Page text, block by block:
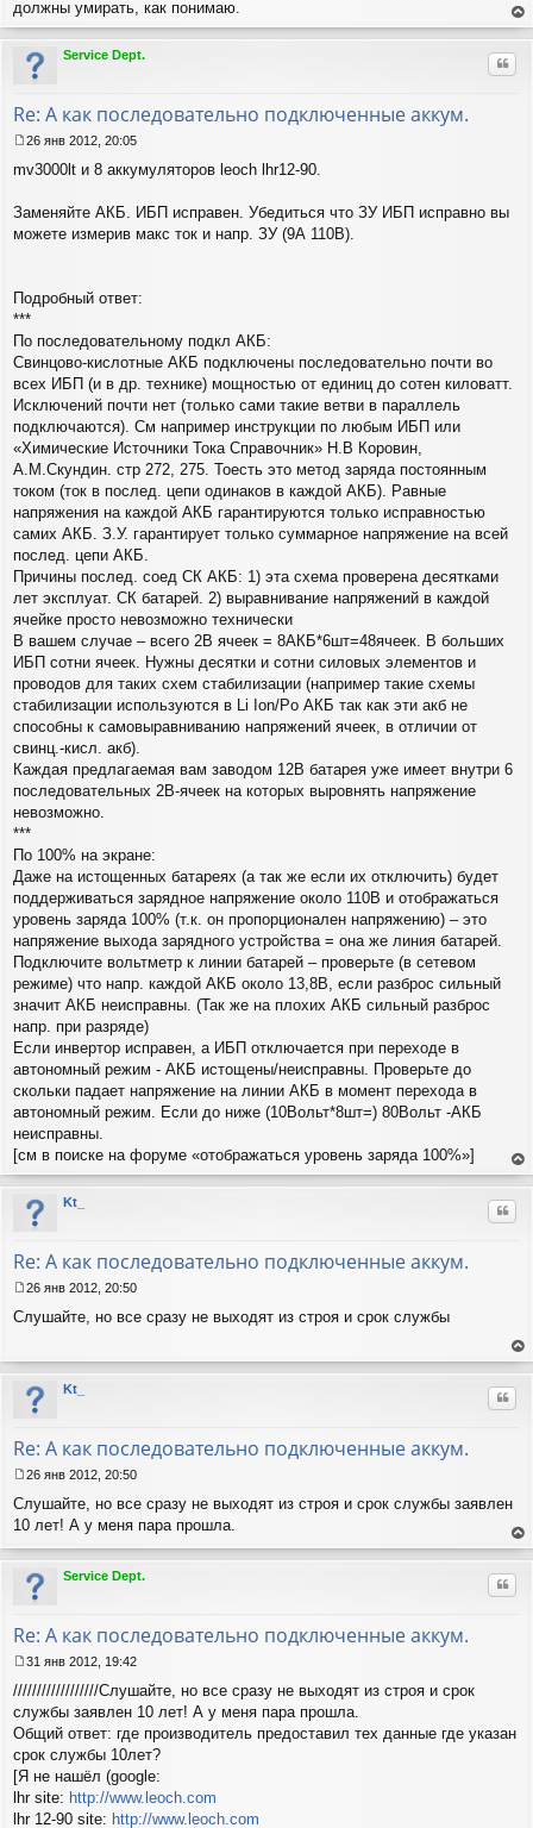
должны умирать, как понимаю.
ер
Service Dept.
Re: А как последовательно подключенные аккум.
о
б
е
е
26 янв 2012, 20:05
mv3000lt и 8 аккумуляторов leoch lhr12-90.
Заменяйте АКБ. ИБП исправен. Убедиться что ЗУ ИБП исправно вы
можете измерив макс ток и напр. ЗУ (9А 110В).
Подробный ответ:
***
По последовательному подкл АКБ:
Свинцово-кислотные АКБ подключены последовательно почти во
всех ИБП (и в др. технике) мощностью от единиц до сотен киловатт.
Исключений почти нет (только сами такие ветви в параллель
подключаются). См например инструкции по любым ИБП или
«Химические Источники Тока Справочник» Н.В Коровин,
А.М.Скундин. стр 272, 275. Тоесть это метод заряда постоянным
током (ток в послед. цепи одинаков в каждой АКБ). Равные
напряжения на каждой АКБ гарантируются только исправностью
самих АКБ. З.У. гарантирует только суммарное напряжение на всей
послед. цепи АКБ.
Причины послед. соед СК АКБ: 1) эта схема проверена десятками
лет эксплуат. СК батарей. 2) выравнивание напряжений в каждой
ячейке просто невозможно технически
В вашем случае – всего 2В ячеек = 8АКБ*6шт=48ячеек. В больших
ИБП сотни ячеек. Нужны десятки и сотни силовых элементов и
проводов для таких схем стабилизации (например такие схемы
стабилизации используются в Li Ion/Po АКБ так как эти акб не
способны к самовыравниванию напряжений ячеек, в отличии от
свинц.-кисл. акб).
Каждая предлагаемая вам заводом 12В батарея уже имеет внутри 6
последовательных 2В-ячеек на которых выровнять напряжение
невозможно.
***
По 100% на экране:
Даже на истощенных батареях (а так же если их отключить) будет
поддерживаться зарядное напряжение около 110В и отображаться
уровень заряда 100% (т.к. он пропорционален напряжению) – это
напряжение выхода зарядного устройства = она же линия батарей.
Подключите вольтметр к линии батарей – проверьте (в сетевом
режиме) что напр. каждой АКБ около 13,8В, если разброс сильный
значит АКБ неисправны. (Так же на плохих АКБ сильный разброс
напр. при разряде)
Если инвертор исправен, а ИБП отключается при переходе в
автономный режим - АКБ истощены/неисправны. Проверьте до
скольки падает напряжение на линии АКБ в момент перехода в
автономный режим. Если до ниже (10Вольт*8шт=) 80Вольт -АКБ
неисправны.
[см в поиске на форуме «отображаться уровень заряда 100%»]
ер
Kt_
Re: А как последовательно подключенные аккум.
о
щ
е
н
е
26 янв 2012, 20:50
Слушайте, но все сразу не выходят из строя и срок службы
ер
Kt_
Re: А как последовательно подключенные аккум.
о
о
щ
е
н
е
26 янв 2012, 20:50
Слушайте, но все сразу не выходят из строя и срок службы заявлен
10 лет! А у меня пара прошла.
ер
Service Dept.
Re: А как последовательно подключенные аккум.
о
о
б
е
н
и
е
31 янв 2012, 19:42
//////////////////Слушайте, но все сразу не выходят из строя и срок
службы заявлен 10 лет! А у меня пара прошла.
Общий ответ: где производитель предоставил тех данные где указан
срок службы 10лет?
[Я не нашёл (google:
lhr site: http://www.leoch.com
lhr 12-90 site: http://www.leoch.com